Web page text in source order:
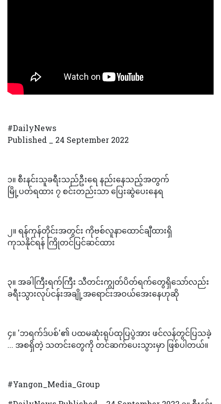
#DailyNews
Published _ 24 September 2022
၁။ စီးနင်းသူခရီးသည်ဦးရေ နည်းနေသည့်အတွက်
မြို့ပတ်ရထား ၇ စင်းတည်းသာ ပြေးဆွဲပေးနေရ
၂။ ရန်ကုန်တိုင်းအတွင်း ကိုဗစ်လူနာထောင်ချီထားရှိ
ကုသနိုင်ရန် ကြိုတင်ပြင်ဆင်ထား
၃။ အခါကြီးရက်ကြီး သီတင်းကျွတ်ပိတ်ရက်တွေရှိသော်လည်း
ခရီးသွားလုပ်ငန်းအချို့အရောင်းအဝယ်အေးနေဟုဆို
၄။ 'ဘရက်ဒ်ပစ်'၏ ပထမဆုံးရုပ်ထုပြပွဲအား ဖင်လန်တွင်ပြသခဲ့
... အစရှိတဲ့ သတင်းတွေကို တင်ဆက်ပေးသွားမှာ ဖြစ်ပါတယ်။
#Yangon_Media_Group